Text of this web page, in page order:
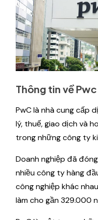
Thông tin về Pwc
PwC là nhà cung cấp
lý, thuế, giao dịch và
trong những công ty
Doanh nghiệp đã
nhiều công ty hàng
công nghiệp khác
làm cho gần 329.000